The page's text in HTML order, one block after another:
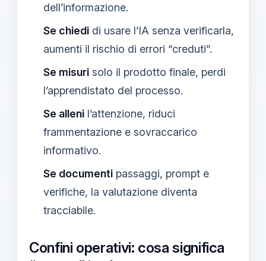
dell’informazione.
Se chiedi di usare l’IA senza verificarla,
aumenti il rischio di errori “creduti”.
Se misuri solo il prodotto finale, perdi
l’apprendistato del processo.
Se alleni l’attenzione, riduci
frammentazione e sovraccarico
informativo.
Se documenti passaggi, prompt e
verifiche, la valutazione diventa
tracciabile.
Confini operativi: cosa significa